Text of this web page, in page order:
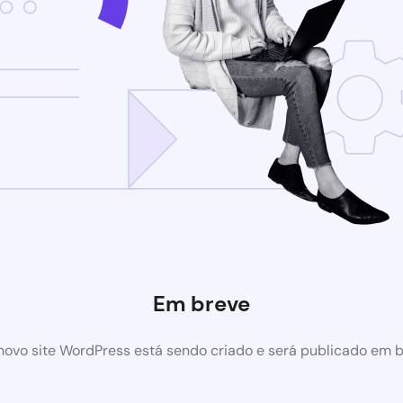
Em breve
site WordPress está sendo criado e será publicado em